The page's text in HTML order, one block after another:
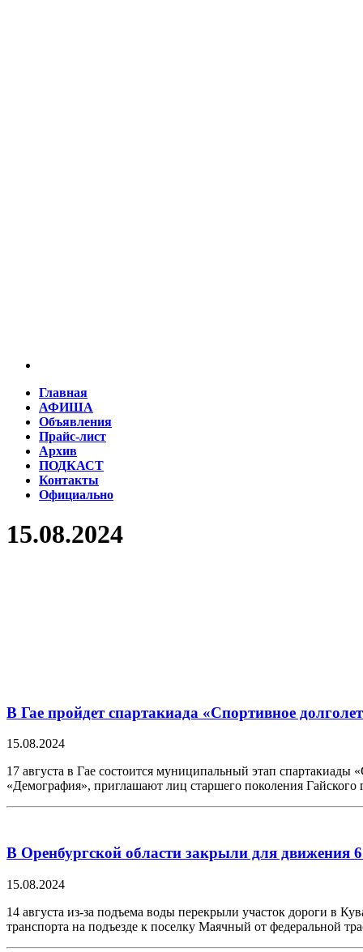
Главная
АФИША
Объявления
Прайс-лист
Архив
ПОДКАСТ
Контакты
Официально
15.08.2024
В Гае пройдет спартакиада «Спортивное
15.08.2024
17 августа в Гае состоится муниципальный этап
«Демография», приглашают лиц старшего поколения
В Оренбургской области закрыли для движения
15.08.2024
14 августа из-за подъема воды перекрыли участок дороги в
транспорта на подъезде к поселку Маячный от федеральной